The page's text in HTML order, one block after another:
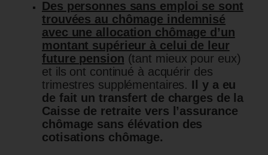
Des personnes sans emploi se sont
trouvées au chômage indemnisé
avec une allocation chômage d’un
montant supérieur à celui de leur
future pension (tant mieux pour eux)
et ils ont continué à acquérir des
trimestres supplémentaires. Il y a eu
de fait un transfert de charges de la
Caisse de retraite vers l’assurance
chômage sans élévation des
cotisations chômage.